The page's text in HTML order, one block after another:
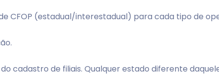
CFOP (estadual/interestadual) para cada tipo de
cadastro de filiais. Qualquer estado diferente